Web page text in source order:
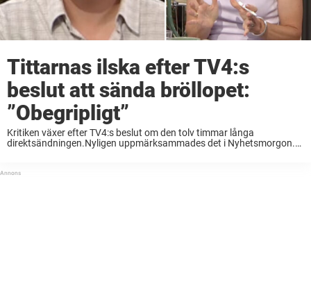
Tittarnas ilska efter TV4:s
beslut att sända bröllopet:
”Obegripligt”
Kritiken växer efter TV4:s beslut om den tolv timmar långa
direktsändningen.Nyligen uppmärksammades det i Nyhetsmorgon.